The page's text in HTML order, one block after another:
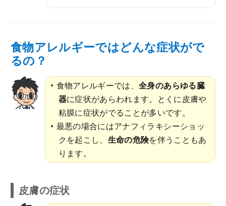
食物アレルギーではどんな症状がで
るの？
食物アレルギーでは、全身のあらゆる臓
器に症状があらわれます。とくに皮膚や
粘膜に症状がでることが多いです。
最悪の場合にはアナフィラキシーショッ
クを起こし、 生命の危険を伴うこともあ
ります。
皮膚の症状